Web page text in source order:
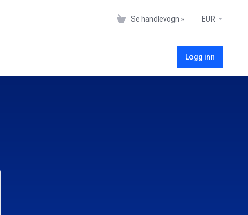
Se handlevogn » EUR
Logg inn